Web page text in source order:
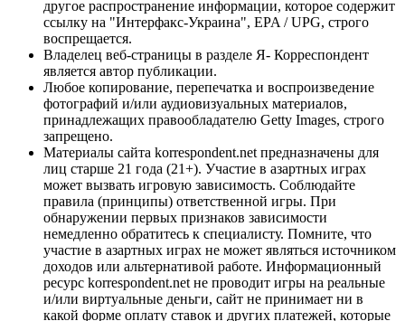
другое распространение информации, которое содержит
ссылку на "Интерфакс-Украина", EPA / UPG, строго
воспрещается.
Владелец веб-страницы в разделе Я- Корреспондент
является автор публикации.
Любое копирование, перепечатка и воспроизведение
фотографий и/или аудиовизуальных материалов,
принадлежащих правообладателю Getty Images, строго
запрещено.
Материалы сайта korrespondent.net предназначены для
лиц старше 21 года (21+). Участие в азартных играх
может вызвать игровую зависимость. Соблюдайте
правила (принципы) ответственной игры. При
обнаружении первых признаков зависимости
немедленно обратитесь к специалисту. Помните, что
участие в азартных играх не может являться источником
доходов или альтернативой работе. Информационный
ресурс korrespondent.net не проводит игры на реальные
и/или виртуальные деньги, сайт не принимает ни в
какой форме оплату ставок и других платежей, которые